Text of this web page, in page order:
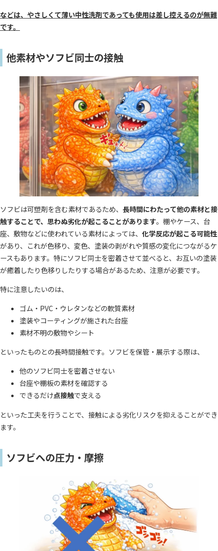
などは、やさしくて薄い中性洗剤であっても使用は差し控えるのが無難
です。
他素材やソフビ同士の接触
ソフビは可塑剤を含む素材であるため、 長時間にわたって他の素材と接
触することで、思わぬ劣化が起こることがあります。棚やケース、台
座、敷物などに使われている素材によっては、 化学反応が起こる可能性
があり、これが色移り、変色、塗装の剥がれや質感の変化につながるケ
ースもあります。特にソフビ同士を密着させて並べると、お互いの塗装
が癒着したり色移りしたりする場合があるため、注意が必要です。
特に注意したいのは、
ゴム・PVC・ウレタンなどの軟質素材
塗装やコーティングが施された台座
素材不明の敷物やシート
といったものとの長時間接触です。ソフビを保管・展示する際は、
他のソフビ同士を密着させない
台座や棚板の素材を確認する
できるだけ点接触で支える
といった工夫を行うことで、接触による劣化リスクを抑えることができ
ます。
ソフビへの圧力・摩擦